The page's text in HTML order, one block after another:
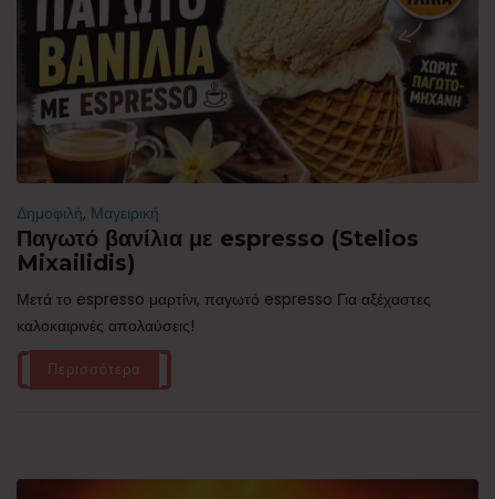
Δημοφιλή, Μαγειρική
Παγωτό βανίλια με espresso (Stelios
Mixailidis)
Μετά το espresso μαρτίνι, παγωτό espresso Για αξέχαστες
καλοκαιρινές απολαύσεις!
Περισσότερα